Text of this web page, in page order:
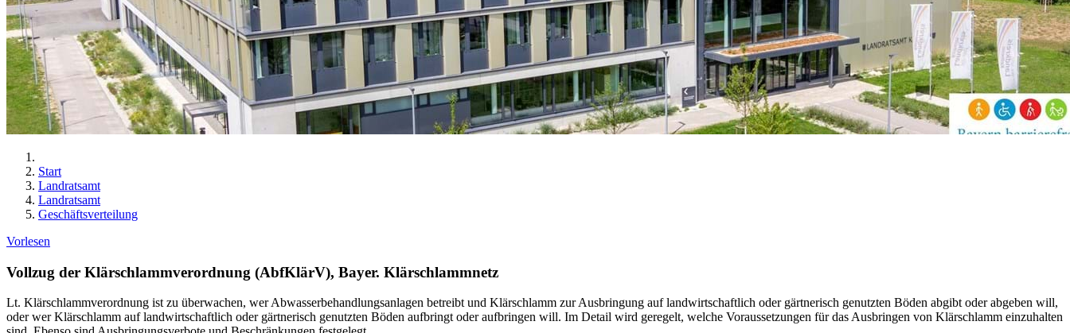
Start
Landratsamt
Landratsamt
Geschäftsverteilung
Vorlesen
Vollzug der Klärschlammverordnung (AbfKlärV), Bayer. Klärschlammnetz
Lt. Klärschlammverordnung ist zu überwachen, wer Abwasserbehandlungsanlagen betreibt und Klärschlamm zur Ausbringung auf landwirtschaftlich oder gärtnerisch genutzten Böden abgibt oder abgeben will,
oder wer Klärschlamm auf landwirtschaftlich oder gärtnerisch genutzten Böden aufbringt oder aufbringen will. Im Detail wird geregelt, welche Voraussetzungen für das Ausbringen von Klärschlamm einzuhalten